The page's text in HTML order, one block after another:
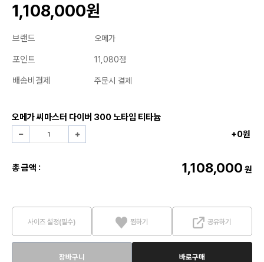
1,108,000원
브랜드 오메가
포인트 11,080점
배송비결제 주문시 결제
오메가 씨마스터 다이버 300 노타임 티타늄
+0원
총 금액 : 1,108,000 원
사이즈 설정(필수) 찜하기 공유하기
장바구니 바로구매